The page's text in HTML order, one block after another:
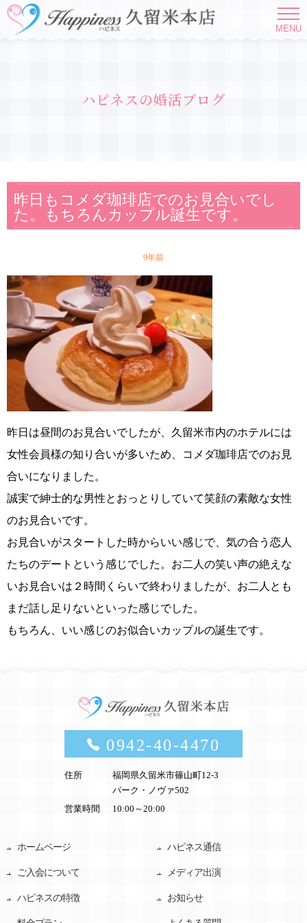
MENU
ハピネスの婚活ブログ
昨日もコメダ珈琲店でのお見合いでし
た。もちろんカップル誕生です。
9年前
昨日は昼間のお見合いでしたが、久留米市内のホテルには
女性会員様の知り合いが多いため、コメダ珈琲店でのお見
合いになりました。
誠実で紳士的な男性とおっとりしていて笑顔の素敵な女性
のお見合いです。
お見合いがスタートした時からいい感じで、気の合う恋人
たちのデートという感じでした。お二人の笑い声の絶えな
いお見合いは２時間くらいで終わりましたが、お二人とも
まだ話し足りないといった感じでした。
もちろん、いい感じのお似合いカップルの誕生です。
0942-40-4470
住所
福岡県久留米市篠山町12-3
パーク・ノヴァ502
営業時間
10:00～20:00
ホームページ
ご入会について
ハピネスの特徴
ハピネス通信
メディア出演
お知らせ